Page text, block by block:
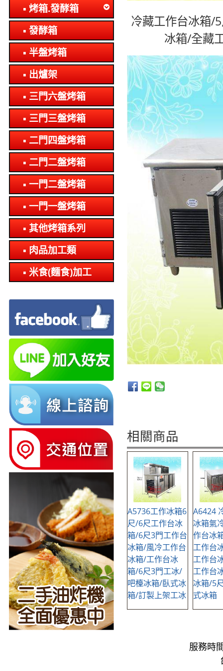
烤箱.發酵箱
發酵箱
半盤烤箱
出爐架
三門六盤烤箱
三門三盤烤箱
二門四盤烤箱
二門二盤烤箱
一門二盤烤箱
一門一盤烤箱
其他烤箱系列
肉品加工類
米食(麵食)加工
冷藏工作台冰箱/
冰箱/全藏
相關商品
A5736工作冰箱6
尺/6尺工作台冰
箱/6尺3門工作台
冰箱/風冷工作台
冰箱/工作台冰
箱/6尺3門工冰/
吧檯冰箱/臥式冰
箱/訂製上架工冰
A6424
冰箱氣
作台冰
工作台
工作台
工作台
冰箱/5
式冰箱
服務時